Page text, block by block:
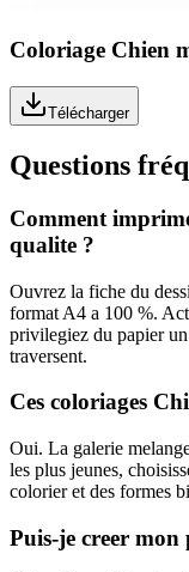
Coloriage Chien
Télécharger
Questions
Comment
qualite ?
Ouvrez la fiche du
format A4 a 100 %.
privilegiez du papier
traversent.
Ces coloriages
Oui. La galerie
les plus jeunes,
colorier et des formes
Puis-je creer